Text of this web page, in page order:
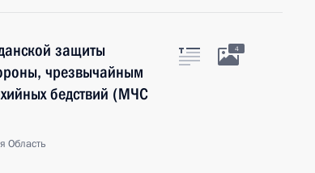
защиты
чрезвычайным
бедствий (МЧС
Область
4